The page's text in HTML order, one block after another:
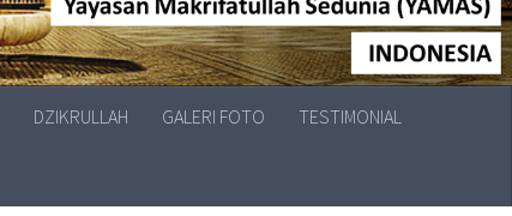
DZIKRULLAH GALERI FOTO TESTIMONIAL